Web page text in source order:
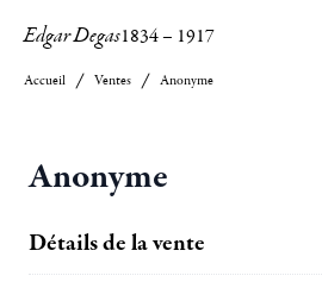
Edgar Degas1834– 1917
Accueil Ventes Anonyme
Anonyme
Détails de la vente